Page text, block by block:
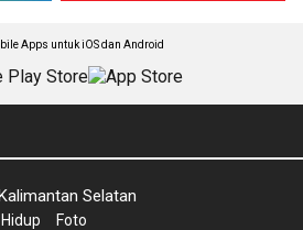
Apps untuk iOS dan Android
Selatan
Foto